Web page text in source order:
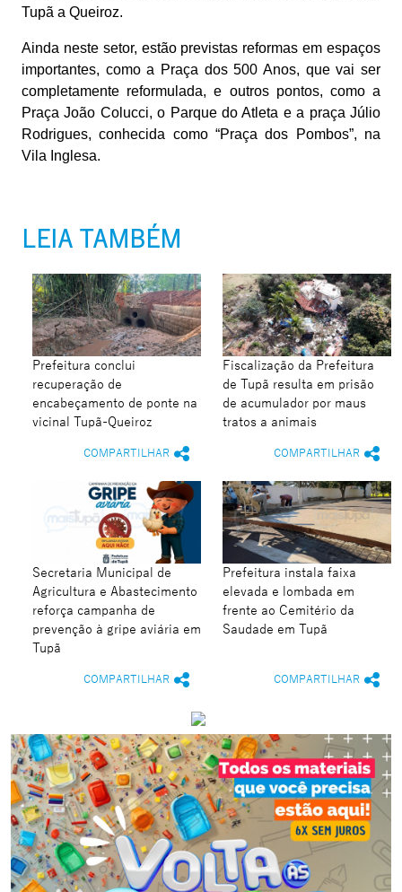
Tupã a Queiroz.
Ainda neste setor, estão previstas reformas em espaços
importantes, como a Praça dos 500 Anos, que vai ser
completamente reformulada, e outros pontos, como a
Praça João Colucci, o Parque do Atleta e a praça Júlio
Rodrigues, conhecida como “Praça dos Pombos”, na
Vila Inglesa.
LEIA TAMBÉM
Prefeitura conclui
recuperação de
encabeçamento de ponte na
vicinal Tupã-Queiroz
COMPARTILHAR
Fiscalização da Prefeitura
de Tupã resulta em prisão
de acumulador por maus
tratos a animais
COMPARTILHAR
Secretaria Municipal de
Agricultura e Abastecimento
reforça campanha de
prevenção à gripe aviária em
Tupã
COMPARTILHAR
Prefeitura instala faixa
elevada e lombada em
frente ao Cemitério da
Saudade em Tupã
COMPARTILHAR